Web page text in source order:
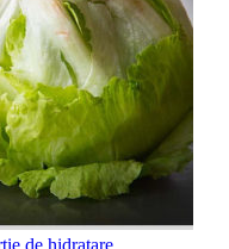
de hidratare